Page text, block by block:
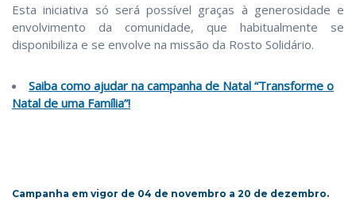
Esta iniciativa só será possível graças à generosidade e
envolvimento da comunidade, que habitualmente se
disponibiliza e se envolve na missão da Rosto Solidário.
Saiba como ajudar na campanha de Natal “Transforme o
Natal de uma Família”!
Campanha em vigor de 04 de novembro a 20 de dezembro.